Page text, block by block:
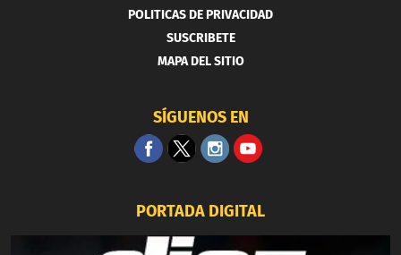
POLITICAS DE PRIVACIDAD
SUSCRIBETE
MAPA DEL SITIO
SÍGUENOS EN
PORTADA DIGITAL